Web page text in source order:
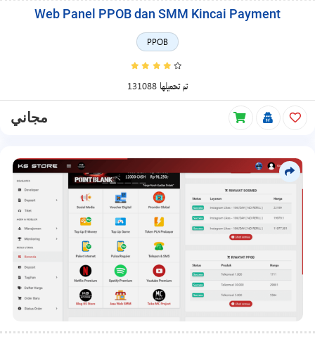
Web Panel PPOB dan SMM Kincai Payment
PPOB
131088 تم تحميلها
مجاني